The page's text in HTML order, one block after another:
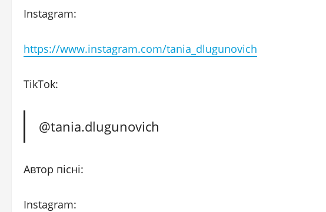
Instagram:
https://www.instagram.com/tania_dlugunovich
TikTok:
@tania.dlugunovich
Автор пісні:
Instagram: